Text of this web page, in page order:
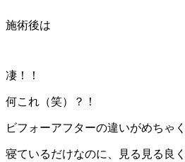
施術後は
凄！！
何これ（笑）？！
ビフォーアフターの違いがめちゃ
寝ているだけなのに、見る見る良